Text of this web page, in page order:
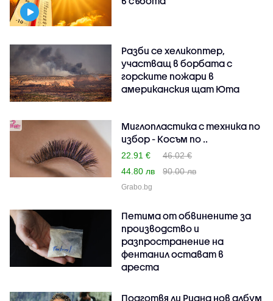
Разби се хеликоптер,
участващ в борбата с
горските пожари в
американския щат Юта
Миглопластика с техника по
избор - Косъм по ..
22.91 €
46.02 €
44.80 лв
90.00 лв
Grabo.bg
Петима от обвинените за
производство и
разпространение на
фентанил остават в
ареста
Подготвя ли Риана нов албум